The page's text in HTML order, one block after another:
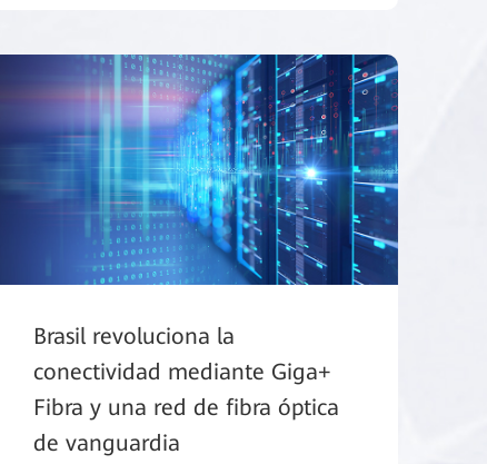
Brasil revoluciona la
conectividad mediante Giga+
Fibra y una red de fibra óptica
de vanguardia